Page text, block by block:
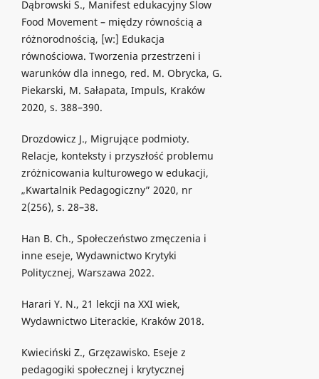
Dąbrowski S., Manifest edukacyjny Slow
Food Movement – między równością a
różnorodnością, [w:] Edukacja
równościowa. Tworzenia przestrzeni i
warunków dla innego, red. M. Obrycka, G.
Piekarski, M. Sałapata, Impuls, Kraków
2020, s. 388–390.
Drozdowicz J., Migrujące podmioty.
Relacje, konteksty i przyszłość problemu
zróżnicowania kulturowego w edukacji,
„Kwartalnik Pedagogiczny” 2020, nr
2(256), s. 28–38.
Han B. Ch., Społeczeństwo zmęczenia i
inne eseje, Wydawnictwo Krytyki
Politycznej, Warszawa 2022.
Harari Y. N., 21 lekcji na XXI wiek,
Wydawnictwo Literackie, Kraków 2018.
Kwieciński Z., Grzęzawisko. Eseje z
pedagogiki społecznej i krytycznej